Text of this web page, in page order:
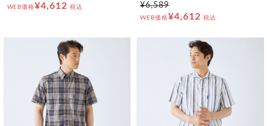
WEB価格¥4,612 税込 ¥6,589
WEB価格¥4,612 税込